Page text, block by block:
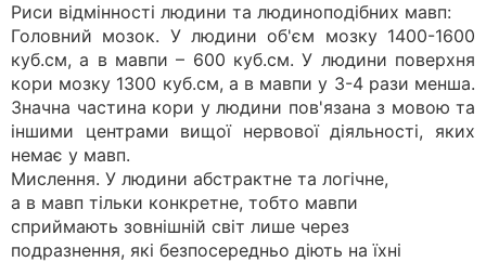
Риси відмінності людини та людиноподібних мавп:
Головний мозок. У людини об'єм мозку 1400-1600
куб.см, а в мавпи – 600 куб.см. У людини поверхня
кори мозку 1300 куб.см, а в мавпи у 3-4 рази менша.
Значна частина кори у людини пов'язана з мовою та
іншими центрами вищої нервової діяльності, яких
немає у мавп.
Мислення. У людини абстрактне та логічне,
а в мавп тільки конкретне, тобто мавпи
сприймають зовнішній світ лише через
подразнення, які безпосередньо діють на їхні